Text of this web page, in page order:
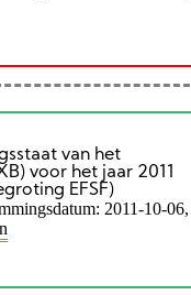
van het
voor het jaar 2011
EFSF)
2011-10-06,